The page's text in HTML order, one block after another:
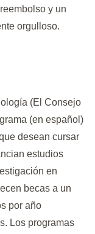
y un
orgulloso.
(El Consejo
(en español)
desean cursar
estudios
en
becas a un
por año
Los programas